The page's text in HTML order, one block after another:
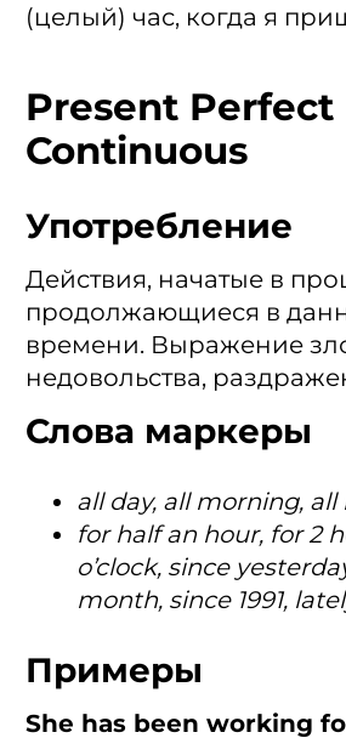
(целый) час, когда я
Present Perfect
Continuous
Употребление
Действия, начатые в
продолжающиеся в
времени. Выражение
недовольства,
Слова маркеры
all day, all morning,
for half an hour, for 2
o’clock, since
month, since 1991,
Примеры
She has been working